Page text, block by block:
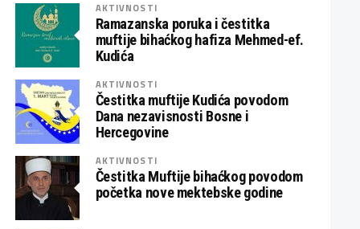
AKTIVNOSTI
Ramazanska poruka i čestitka
muftije bihaćkog hafiza Mehmed-ef.
Kudića
AKTIVNOSTI
Čestitka muftije Kudića povodom
Dana nezavisnosti Bosne i
Hercegovine
AKTIVNOSTI
Čestitka Muftije bihaćkog povodom
početka nove mektebske godine